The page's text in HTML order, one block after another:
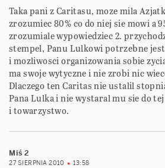
Taka pani z Caritasu, moze mila
zrozumiec 80% co do niej sie mowi a
zrozumiale wypowiedziec 2.
stempel, Panu Lulkowi potrzebne
i mozliwosci organizowania sobie
ma swoje wytyczne i nie zrobi nic
Dlaczego ten Caritas nie ustalil
Pana Lulka i nie wystaral mu sie do
i towarzystwo.
Miś 2
27 SIERPNIA 2010 13:58